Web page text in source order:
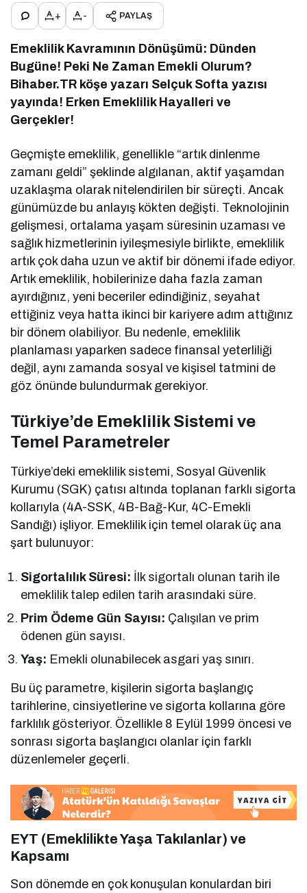
+ - PAYLAŞ
Emeklilik Kavramının Dönüşümü: Dünden
Bugüne! Peki Ne Zaman Emekli Olurum?
Bihaber.TR köşe yazarı Selçuk Softa yazısı
yayında! Erken Emeklilik Hayalleri ve
Gerçekler!
Geçmişte emeklilik, genellikle “artık dinlenme
zamanı geldi” şeklinde algılanan, aktif yaşamdan
uzaklaşma olarak nitelendirilen bir süreçti. Ancak
günümüzde bu anlayış kökten değişti. Teknolojinin
gelişmesi, ortalama yaşam süresinin uzaması ve
sağlık hizmetlerinin iyileşmesiyle birlikte, emeklilik
artık çok daha uzun ve aktif bir dönemi ifade ediyor.
Artık emeklilik, hobilerinize daha fazla zaman
ayırdığınız, yeni beceriler edindiğiniz, seyahat
ettiğiniz veya hatta ikinci bir kariyere adım attığınız
bir dönem olabiliyor. Bu nedenle, emeklilik
planlaması yaparken sadece finansal yeterliliği
değil, aynı zamanda sosyal ve kişisel tatmini de
göz önünde bulundurmak gerekiyor.
Türkiye’de Emeklilik Sistemi ve
Temel Parametreler
Türkiye’deki emeklilik sistemi, Sosyal Güvenlik
Kurumu (SGK) çatısı altında toplanan farklı sigorta
kollarıyla (4A-SSK, 4B-Bağ-Kur, 4C-Emekli
Sandığı) işliyor. Emeklilik için temel olarak üç ana
şart bulunuyor:
Sigortalılık Süresi: İlk sigortalı olunan tarih ile
emeklilik talep edilen tarih arasındaki süre.
Prim Ödeme Gün Sayısı: Çalışılan ve prim
ödenen gün sayısı.
Yaş: Emekli olunabilecek asgari yaş sınırı.
Bu üç parametre, kişilerin sigorta başlangıç
tarihlerine, cinsiyetlerine ve sigorta kollarına göre
farklılık gösteriyor. Özellikle 8 Eylül 1999 öncesi ve
sonrası sigorta başlangıcı olanlar için farklı
düzenlemeler geçerli.
EYT (Emeklilikte Yaşa Takılanlar) ve
Kapsamı
Son dönemde en çok konuşulan konulardan biri